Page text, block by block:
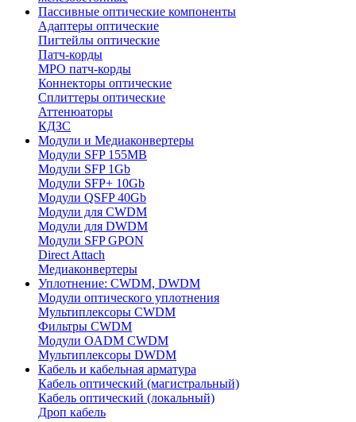
Пассивные оптические компоненты
Адаптеры оптические
Пигтейлы оптические
Патч-корды
MPO патч-корды
Коннекторы оптические
Сплиттеры оптические
Аттенюаторы
КДЗС
Модули и Медиаконвертеры
Модули SFP 155MB
Модули SFP 1Gb
Модули SFP+ 10Gb
Модули QSFP 40Gb
Модули для CWDM
Модули для DWDM
Модули SFP GPON
Direct Attach
Медиаконвертеры
Уплотнение: CWDM, DWDM
Модули оптического уплотнения
Мультиплексоры CWDM
Фильтры CWDM
Модули OADM CWDM
Мультиплексоры DWDM
Кабель и кабельная арматура
Кабель оптический (магистральный)
Кабель оптический (локальный)
Дроп кабель